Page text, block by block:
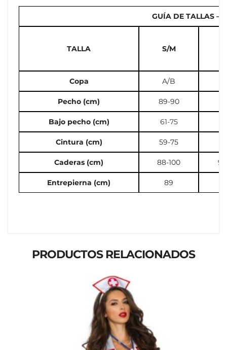
GUÍA DE TALLAS –
TALLA S/M
Copa A/B
Pecho (cm) 89-90
Bajo pecho (cm) 61-75
Cintura (cm) 59-75
Caderas (cm) 88-100
Entrepierna (cm) 89
PRODUCTOS RELACIONADOS